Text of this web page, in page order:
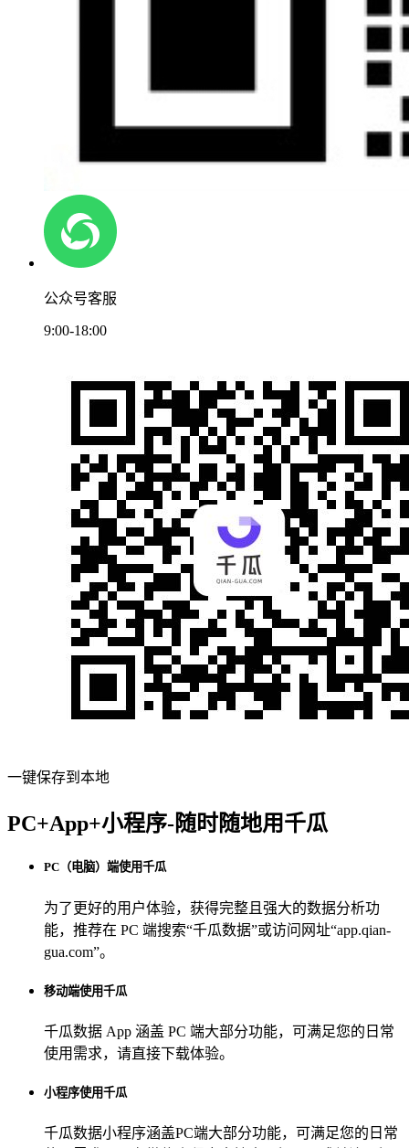
公众号客服
9:00-18:00
一键保存到本地
PC+App+小程序-随时随地用千瓜
PC（电脑）端使用千瓜
为了更好的用户体验，获得完整且强大的数据分析功
能，推荐在 PC 端搜索“千瓜数据”或访问网址“app.qian-
gua.com”。
移动端使用千瓜
千瓜数据 App 涵盖 PC 端大部分功能，可满足您的日常
使用需求，请直接下载体验。
小程序使用千瓜
千瓜数据小程序涵盖PC端大部分功能，可满足您的日常